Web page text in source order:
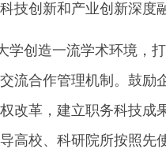
技创新和产业创新深度
创造一流学术环境，
流合作管理机制。鼓
改革，建立职务科技
高校、科研院所按照